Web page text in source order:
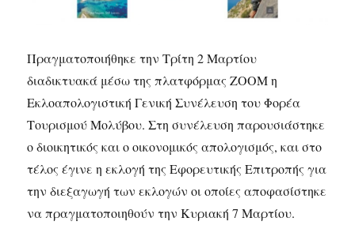
Πραγματοποιήθηκε την Τρίτη 2 Μαρτίου
διαδικτυακά μέσω της πλατφόρμας ΖΟΟΜ η
Εκλοαπολογιστική Γενική Συνέλευση του Φορέα
Τουρισμού Μολύβου. Στη συνέλευση παρουσιάστηκε
ο διοικητικός και ο οικονομικός απολογισμός, και στο
τέλος έγινε η εκλογή της Εφορευτικής Επιτροπής για
την διεξαγωγή των εκλογών οι οποίες αποφασίστηκε
να πραγματοποιηθούν την Κυριακή 7 Μαρτίου.